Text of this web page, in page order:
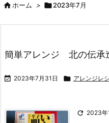
ホーム > 2023年7月
簡単アレンジ 北の伝承
 2023年7月31日  アレンジレ
 2023年